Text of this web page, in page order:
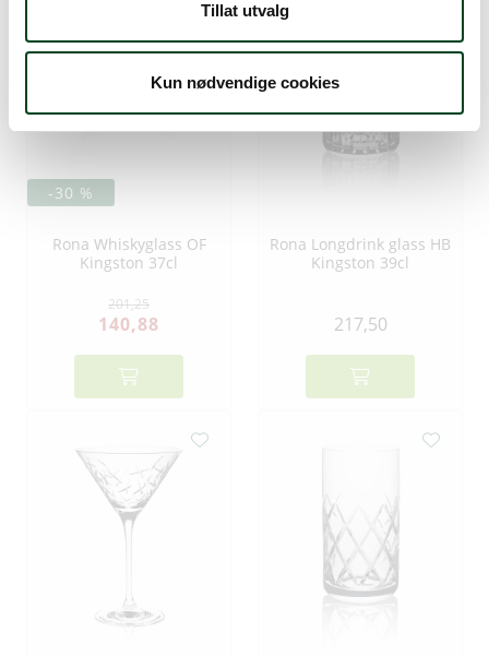
Tillat utvalg
Kun nødvendige cookies
Rona Whiskyglass OF
Kingston 37cl
201,25
140,88
-30 %
Rona Longdrink glass HB
Kingston 39cl
217,50